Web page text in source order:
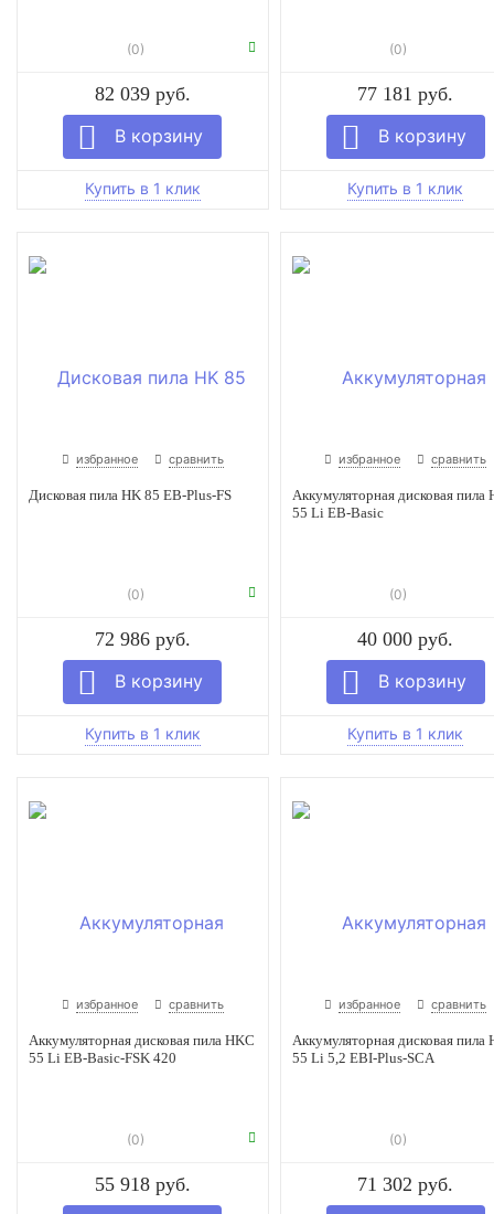
(0)
82 039 руб.
(0)
77 181 руб.
избранное сравнить
Дисковая пила HK 85 EB-Plus-FS
(0)
72 986 руб.
избранное сравнить
Аккумуляторная дисковая пила
55 Li EB-Basic
(0)
40 000 руб.
избранное сравнить
Аккумуляторная дисковая пила HKC
55 Li EB-Basic-FSK 420
(0)
55 918 руб.
избранное сравнить
Аккумуляторная дисковая пила
55 Li 5,2 EBI-Plus-SCA
(0)
71 302 руб.